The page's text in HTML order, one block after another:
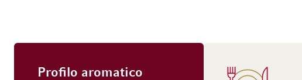
Profilo aromatico